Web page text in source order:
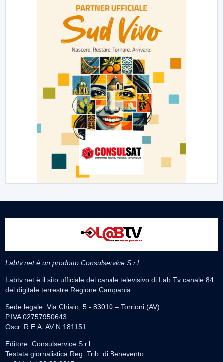
Labtv.net è un prodotto Consulservice S.r.l.
Labtv.net è il sito ufficiale del canale televisivo di Lab Tv canale 84
del digitale terrestre Regione Campania
Sede legale: Via Chiaio, 5 - 83010 – Torrioni (AV)
P.IVA 02757950643
Oscr. R.E.A. AV N.181151
Editore: Consulservice S.r.l.
Testata giornalistica Reg. Trib. di Benevento